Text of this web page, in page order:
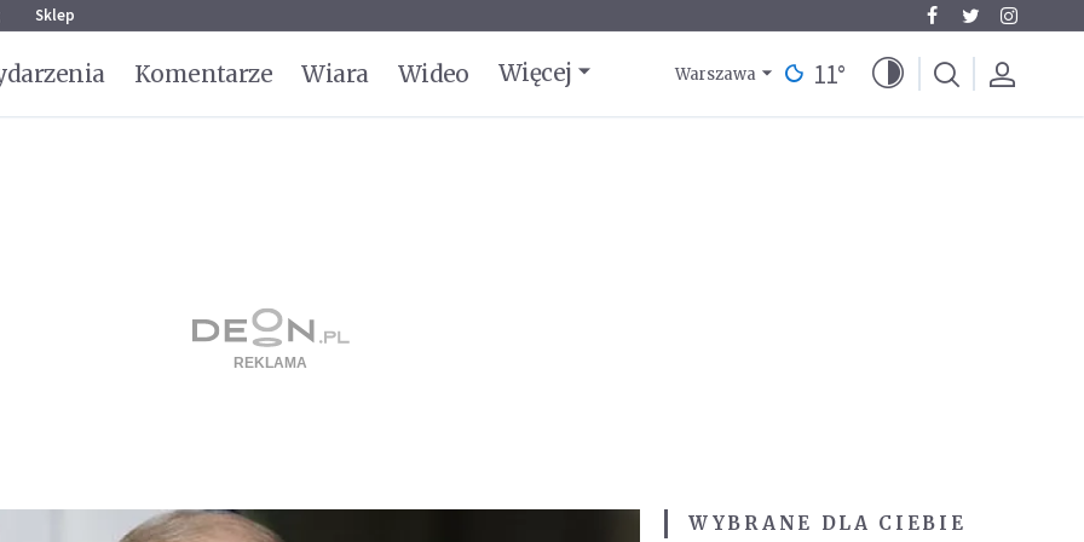
Sklep
Komentarze Wiara Wideo Więcej Warszawa 11°
WYBRANE DLA CIEBIE